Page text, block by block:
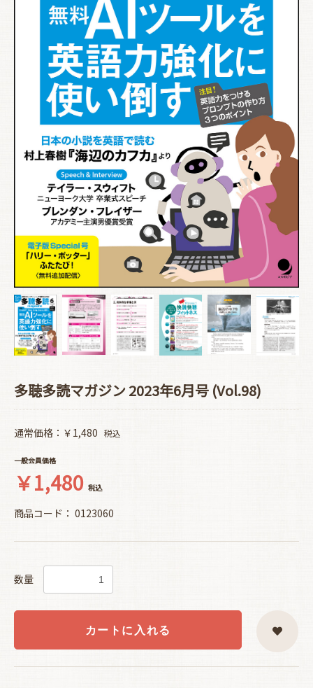
多聴多読マガジン 2023年6月号 (Vol.98)
通常価格：￥1,480 税込
一般会員価格
￥1,480 税込
商品コード： 0123060
数量
カートに入れる